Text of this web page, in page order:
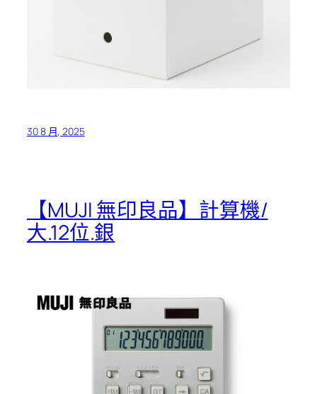
30 8 月, 2025
【MUJI 無印良品】計算機/
大.12位.銀